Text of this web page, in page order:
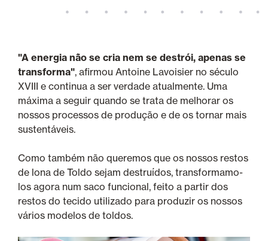
"A energia não se cria nem se destrói, apenas se
transforma", afirmou Antoine Lavoisier no século
XVIII e continua a ser verdade atualmente. Uma
máxima a seguir quando se trata de melhorar os
nossos processos de produção e de os tornar mais
sustentáveis.
Como também não queremos que os nossos restos
de lona de Toldo sejam destruídos, transformamo-
los agora num saco funcional, feito a partir dos
restos do tecido utilizado para produzir os nossos
vários modelos de toldos.